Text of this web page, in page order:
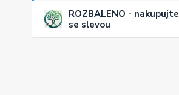
ROZBALENO - nakupujte
se slevou